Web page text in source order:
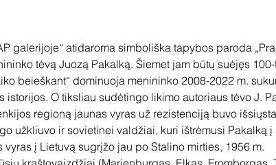
galerijoje“ atidaroma simboliška tapybos paroda
tėvą Juozą Pakalką. Šiemet jam būtų suėjęs
beieškant“ dominuoja menininko 2008-2022 m.
O tiksliau sudėtingo likimo autoriaus tėvo J.
regioną jaunas vyras už rezistenciją buvo
užkliuvo ir sovietinei valdžiai, kuri ištrėmusi Pakalką
į Lietuvą sugrįžo jau po Stalino mirties, 1956 m.